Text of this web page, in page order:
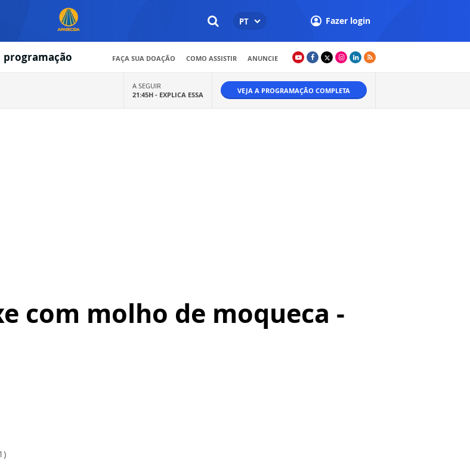
PT Fazer login
programação FAÇA SUA DOAÇÃO COMO ASSISTIR ANUNCIE
A SEGUIR
21:45H - EXPLICA ESSA VEJA A PROGRAMAÇÃO COMPLETA
com molho de moqueca -